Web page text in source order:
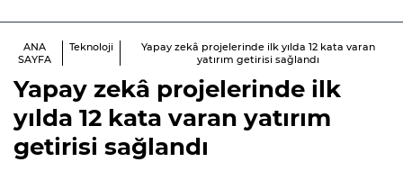
ANA
SAYFA
Teknoloji
Yapay zekâ projelerinde ilk yılda 12 kata varan
yatırım getirisi sağlandı
Yapay zekâ projelerinde ilk
yılda 12 kata varan yatırım
getirisi sağlandı